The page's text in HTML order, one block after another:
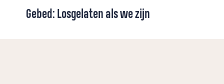
Gebed: Losgelaten als we zijn